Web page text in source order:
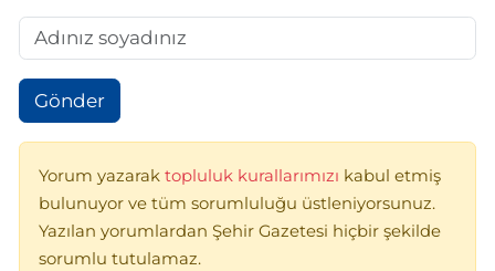
Gönder
Yorum yazarak topluluk kurallarımızı kabul etmiş
bulunuyor ve tüm sorumluluğu üstleniyorsunuz.
Yazılan yorumlardan Şehir Gazetesi hiçbir şekilde
sorumlu tutulamaz.